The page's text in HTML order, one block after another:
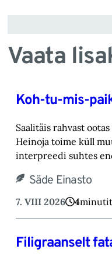
Vaata
Koh-tu-mis-
Saalitäis rahvast
Heinoja toime küll
‎interpreedi suhtes
Säde Einasto
7. VIII 2026 4minutit
Filigraanselt